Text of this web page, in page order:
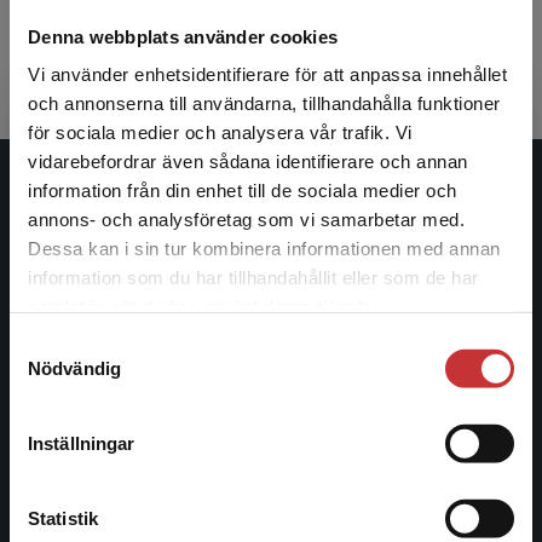
Denna webbplats använder cookies
Vi använder enhetsidentifierare för att anpassa innehållet
och annonserna till användarna, tillhandahålla funktioner
för sociala medier och analysera vår trafik. Vi
vidarebefordrar även sådana identifierare och annan
information från din enhet till de sociala medier och
annons- och analysföretag som vi samarbetar med.
Dessa kan i sin tur kombinera informationen med annan
information som du har tillhandahållit eller som de har
Nödvändig
Inställningar
Statistik
Begränsad fraktregion
Det verkar som att du besöker
studentlitteratur.se via en enhet utanför Sverige.
Vi erbjuder inte leveranser utanför Sverige. För
att kunna slutföra ett köp måste
Filnamn
Allmänna villkor
Lättläst
teckensnitt fast den inte ska ha det (ex.: en fotnot som
använder ”Times New Roman” i stället för ”Minion Pro").
Studentlitteratur
Studentlitteratur grundades 1963 och är idag Sveriges
ledande utbildningsförlag. Med läromedel, kurslitteratur,
facklitteratur, utbildningar och digitala
informationstjänster i utbudet, finns Studentlitteratur med
längs hela kunskapsresan.
Kontakta oss